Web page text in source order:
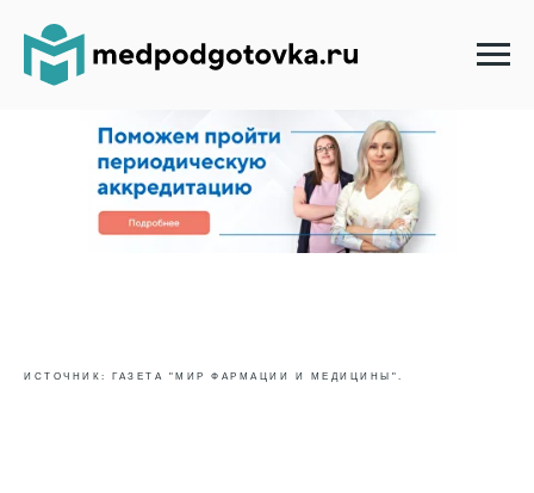
ИСТОЧНИК: ГАЗЕТА "МИР ФАРМАЦИИ И МЕДИЦИНЫ".